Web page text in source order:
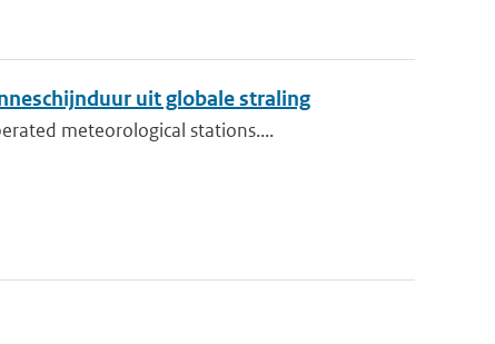
uit globale straling
meteorological stations....